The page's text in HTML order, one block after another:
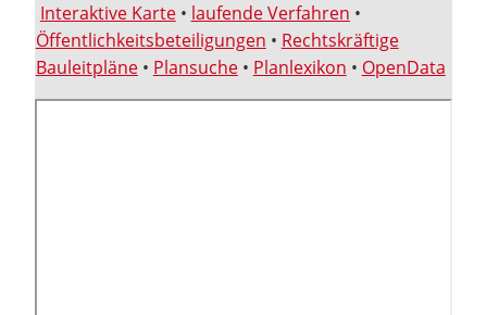
Interaktive Karte• laufende Verfahren •
Öffentlichkeitsbeteiligungen • Rechtskräftige
Bauleitpläne• Plansuche• Planlexikon • OpenData